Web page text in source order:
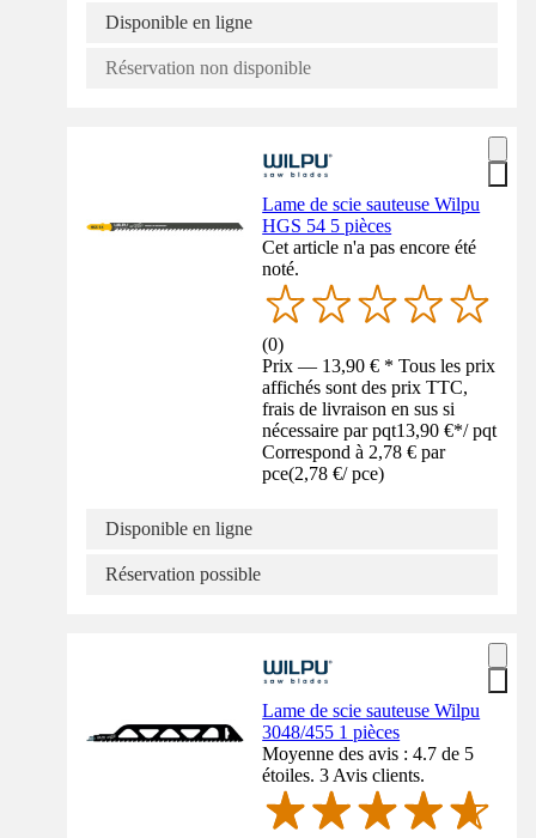
Disponible en ligne
Réservation non disponible
Lame de scie sauteuse Wilpu
HGS 54 5 pièces
Cet article n'a pas encore été
noté.
(0)
Prix — 13,90 € * Tous les prix
affichés sont des prix TTC,
frais de livraison en sus si
nécessaire par pqt13,90 €*/ pqt
Correspond à 2,78 € par
pce(2,78 €/ pce)
Disponible en ligne
Réservation possible
Lame de scie sauteuse Wilpu
3048/455 1 pièces
Moyenne des avis : 4.7 de 5
étoiles. 3 Avis clients.